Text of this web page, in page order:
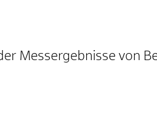
Messergebnisse von